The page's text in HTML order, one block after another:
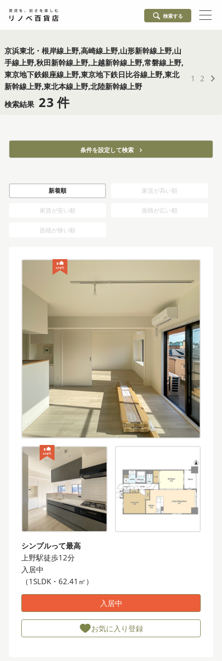
検索する
京浜東北・根岸線上野,高崎線上野,山形新幹線上野,山
手線上野,秋田新幹線上野,上越新幹線上野,常磐線上野,
東京地下鉄銀座線上野,東京地下鉄日比谷線上野,東北
新幹線上野,東北本線上野,北陸新幹線上野
検索結果 23
1 2
条件を設定して検索
新着順 家賃が高い順
家賃が安い順 面積が広い順
面積が狭い順
シンプルって最高
上野駅徒歩12分
入居中
（1SLDK・62.41㎡）
入居中
お気に入り登録